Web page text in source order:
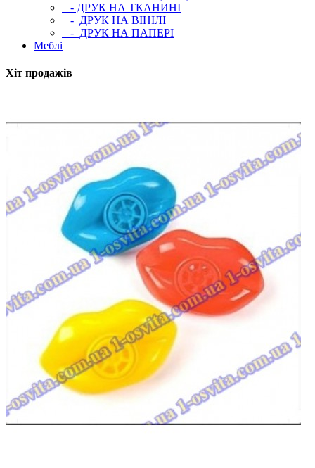
- ДРУК НА ТКАНИНІ
- ДРУК НА ВІНІЛІ
- ДРУК НА ПАПЕРІ
Меблі
Хіт продажів